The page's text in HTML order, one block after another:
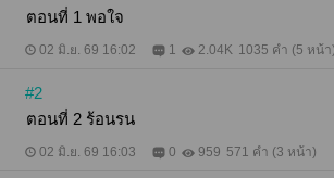
ตอนที่ 1 พอใจ
02 มิ.ย. 69 16:02 1 2.04K 1035 คำ (5 หน้า)
#2
ตอนที่ 2 ร้อนรน
02 มิ.ย. 69 16:03 0 959 571 คำ (3 หน้า)